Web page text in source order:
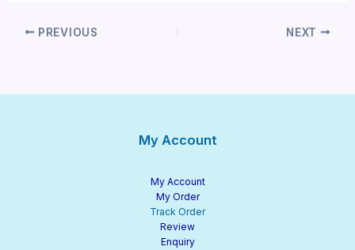
PREVIOUS NEXT
My Account
My Account
My Order
Track Order
Review
Enquiry